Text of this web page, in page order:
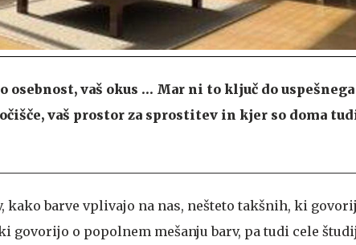
osebnost, vaš okus … Mar ni to ključ do
vaš prostor za sprostitev in kjer so doma
kako barve vplivajo na nas, nešteto takšnih, ki
govorijo o popolnem mešanju barv, pa tudi cele